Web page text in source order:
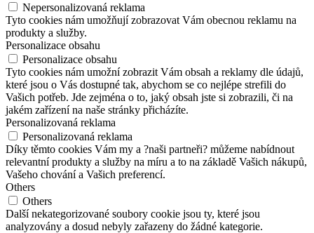
Nepersonalizovaná reklama
Tyto cookies nám umožňují zobrazovat Vám obecnou reklamu na
produkty a služby.
Personalizace obsahu
Personalizace obsahu
Tyto cookies nám umožní zobrazit Vám obsah a reklamy dle údajů,
které jsou o Vás dostupné tak, abychom se co nejlépe strefili do
Vašich potřeb. Jde zejména o to, jaký obsah jste si zobrazili, či na
jakém zařízení na naše stránky přicházíte.
Personalizovaná reklama
Personalizovaná reklama
Díky těmto cookies Vám my a ?naši partneři? můžeme nabídnout
relevantní produkty a služby na míru a to na základě Vašich nákupů,
Vašeho chování a Vašich preferencí.
Others
Others
Další nekategorizované soubory cookie jsou ty, které jsou
analyzovány a dosud nebyly zařazeny do žádné kategorie.